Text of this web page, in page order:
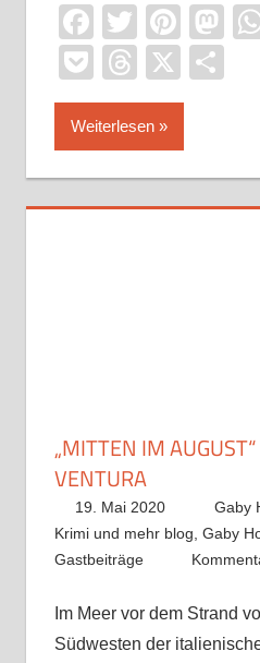
Facebook
Twitter
PocketThreads
X
Weiterlesen
„MITTEN IM
VENTURA
19. Mai 2020 Gaby
Krimi und mehr blog Gaby
Gastbeiträge
Im Meer vor dem Strand
Südwesten der